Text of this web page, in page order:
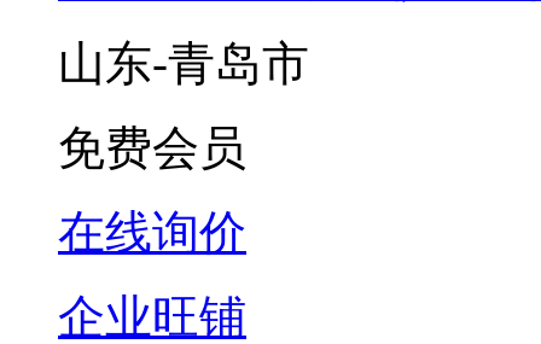
山东-青岛市
免费会员
在线询价
企业旺铺